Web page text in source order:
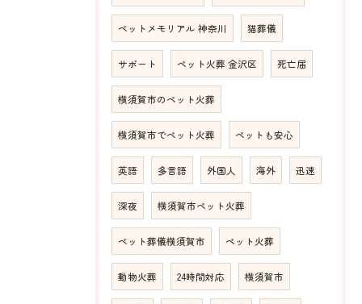
ペットメモリアル 神奈川 猫葬儀
サポート ペット火葬 金沢区 死亡届
横須賀市のペット火葬
横須賀市でペット火葬 ペットも安心
英語 多言語 外国人 海外 迅速
深夜 横須賀市ペット火葬
ペット葬儀横須賀市 ペット火葬
動物火葬 24時間対応 横須賀市